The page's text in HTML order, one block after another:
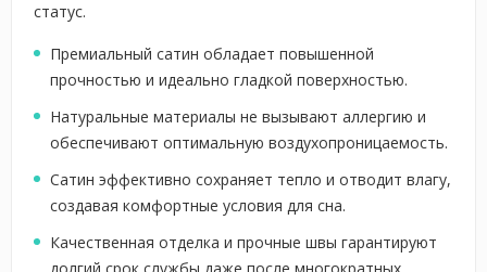
статус.
Премиальный сатин обладает повышенной
прочностью и идеально гладкой поверхностью.
Натуральные материалы не вызывают аллергию и
обеспечивают оптимальную воздухопроницаемость.
Сатин эффективно сохраняет тепло и отводит влагу,
создавая комфортные условия для сна.
Качественная отделка и прочные швы гарантируют